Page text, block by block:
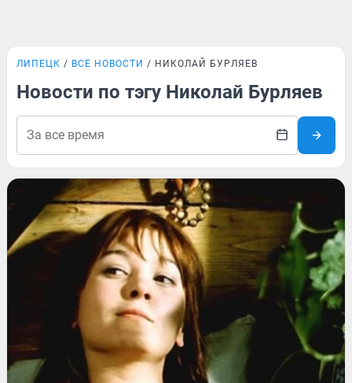
ЛИПЕЦК ВСЕ НОВОСТИ НИКОЛАЙ БУРЛЯЕВ
Новости по тэгу Николай Бурляев